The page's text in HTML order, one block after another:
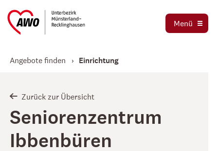
Menü
Organigramm
Betriebsrat
Kooperationen und Kooperationspartner
Ausbildung und Praktika
Jetzt spenden
Angebote finden Einrichtung
Zurück zur Übersicht
Seniorenzentrum
Ibbenbüren